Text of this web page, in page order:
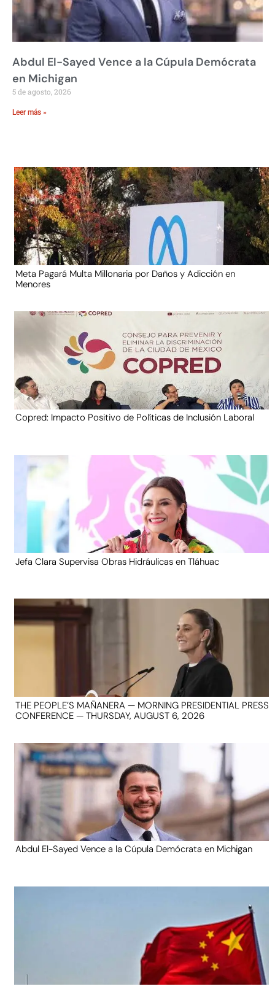
Abdul El-Sayed Vence a la Cúpula Demócrata
en Michigan
5 de agosto, 2026
Leer más »
Meta Pagará Multa Millonaria por Daños y Adicción en
Menores
Copred: Impacto Positivo de Políticas de Inclusión Laboral
Jefa Clara Supervisa Obras Hidráulicas en Tláhuac
THE PEOPLE’S MAÑANERA — MORNING PRESIDENTIAL PRESS
CONFERENCE — THURSDAY, AUGUST 6, 2026
Abdul El-Sayed Vence a la Cúpula Demócrata en Michigan